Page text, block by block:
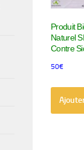
Produit
Naturel
Contre
50€